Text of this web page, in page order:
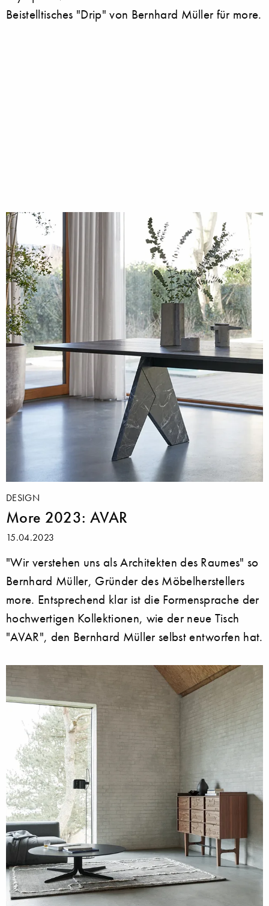
Beistelltisches "Drip" von Bernhard Müller für more.
DESIGN
More 2023: AVAR
15.04.2023
"Wir verstehen uns als Architekten des Raumes" so
Bernhard Müller, Gründer des Möbelherstellers
more. Entsprechend klar ist die Formensprache der
hochwertigen Kollektionen, wie der neue Tisch
"AVAR", den Bernhard Müller selbst entworfen hat.